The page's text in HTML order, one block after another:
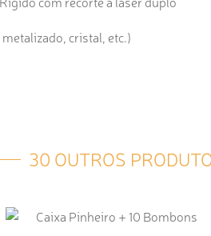
cristal, etc.)
30 OUTROS